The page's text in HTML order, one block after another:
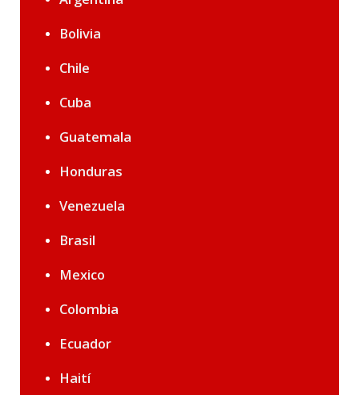
Bolivia
Chile
Cuba
Guatemala
Honduras
Venezuela
Brasil
Mexico
Colombia
Ecuador
Haití